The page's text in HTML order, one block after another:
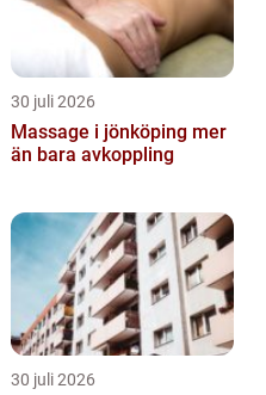
30 juli 2026
Massage i jönköping mer
än bara avkoppling
30 juli 2026